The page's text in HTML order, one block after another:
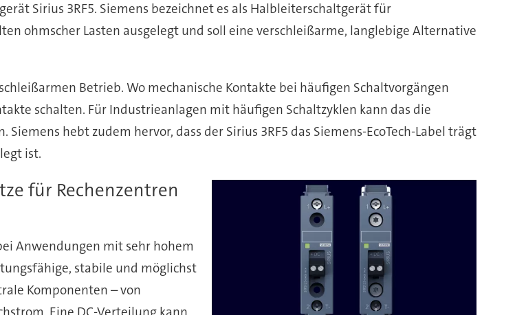
Sirius 3RF5. Siemens bezeichnet es als Halbleiterschaltgerät für
ohmscher Lasten ausgelegt und soll eine verschleißarme, langlebige Alternative
Betrieb. Wo mechanische Kontakte bei häufigen Schaltvorgängen
schalten. Für Industrieanlagen mit häufigen Schaltzyklen kann das die
hebt zudem hervor, dass der Sirius 3RF5 das Siemens-EcoTech-Label trägt
ist.
für Rechenzentren
Anwendungen mit sehr hohem
stabile und möglichst
Komponenten – von